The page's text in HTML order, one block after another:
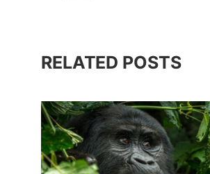
RELATED POSTS